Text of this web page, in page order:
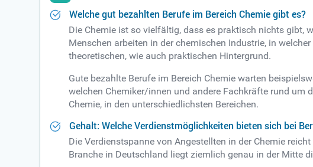
Welche gut bezahlten Berufe im Bereich Chemie gibt es?
Die Chemie ist so vielfältig, dass es praktisch nichts gibt,
Menschen arbeiten in der chemischen Industrie, in
theoretischen, wie auch praktischen Hintergrund.
Gute bezahlte Berufe im Bereich Chemie warten
welchen Chemiker/innen und andere Fachkräfte rund um
Chemie, in den unterschiedlichsten Bereichen.
Gehalt: Welche Verdienstmöglichkeiten bieten sich bei
Die Verdienstspanne von Angestellten in der Chemie
Branche in Deutschland liegt ziemlich genau in der Mitte